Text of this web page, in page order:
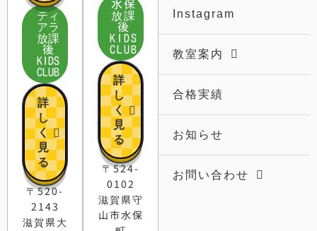
ティ
アラ
放課
後
KIDS
CLUB
詳
し
く
見
る
〒520-
2143
滋賀県大
水保
放課
後
KIDS
CLUB
詳
し
く
見
る
〒524-
0102
滋賀県守
山市水保
Instagram
教室案内
合格実績
お知らせ
お問い合わせ